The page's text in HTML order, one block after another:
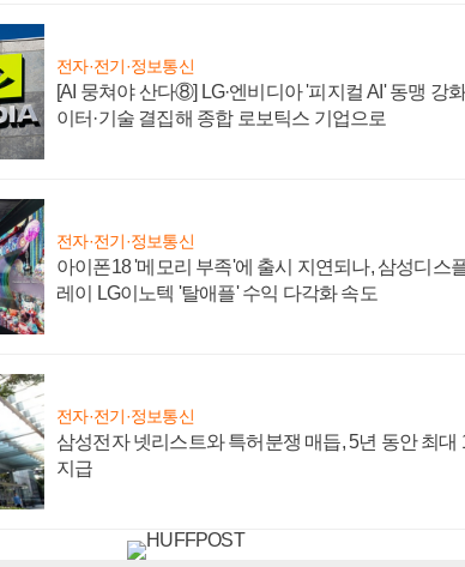
전자·전기·정보통신
[AI 뭉쳐야 산다⑧] LG·엔비디아 '피지컬 AI' 동맹 강화
이터·기술 결집해 종합 로보틱스 기업으로
전자·전기·정보통신
아이폰18 '메모리 부족'에 출시 지연되나, 삼성디스
레이 LG이노텍 '탈애플' 수익 다각화 속도
전자·전기·정보통신
삼성전자 넷리스트와 특허분쟁 매듭, 5년 동안 최대
지급